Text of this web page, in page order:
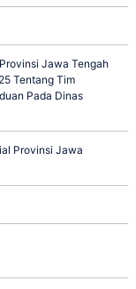
Jawa Tengah
Tentang Tim
Pada Dinas
Provinsi Jawa